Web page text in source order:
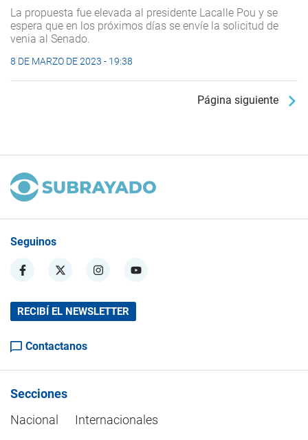
La propuesta fue elevada al presidente Lacalle Pou y se
espera que en los próximos días se envíe la solicitud de
venia al Senado.
8 DE MARZO DE 2023 - 19:38
Página siguiente
Seguinos
RECIBÍ EL NEWSLETTER
Contactanos
Secciones
Nacional
Internacionales